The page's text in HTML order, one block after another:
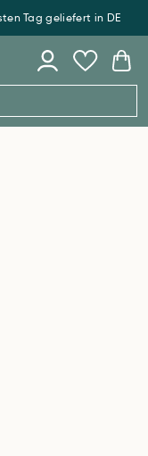
Tag geliefert in DE